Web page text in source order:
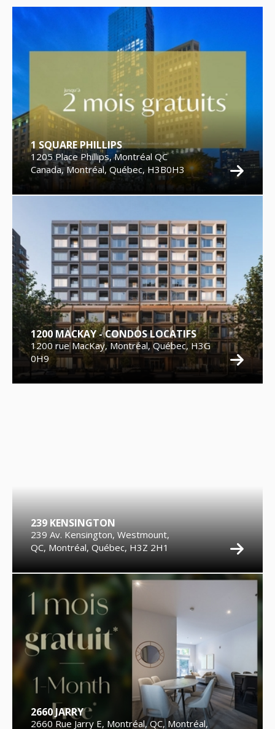
1 SQUARE PHILLIPS
1205 Place Phillips, Montréal QC
Canada, Montréal, Québec, H3B0H3
1200 MACKAY - CONDOS LOCATIFS
1200 rue MacKay, Montréal, Québec, H3G
0H9
239 KENSINGTON
239 Av. Kensington, Westmount,
QC, Montréal, Québec, H3Z 2H1
2660 JARRY
2660 Rue Jarry E, Montréal, QC, Montréal,